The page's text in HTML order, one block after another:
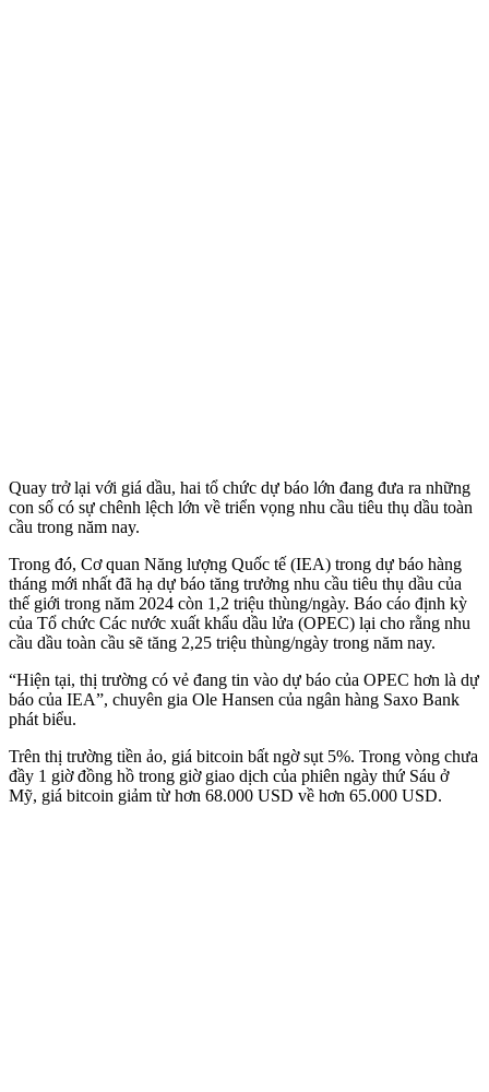
Quay trở lại với giá dầu, hai tổ chức dự báo lớn đang đưa ra những
con số có sự chênh lệch lớn về triển vọng nhu cầu tiêu thụ dầu toàn
cầu trong năm nay.
Trong đó, Cơ quan Năng lượng Quốc tế (IEA) trong dự báo hàng
tháng mới nhất đã hạ dự báo tăng trưởng nhu cầu tiêu thụ dầu của
thế giới trong năm 2024 còn 1,2 triệu thùng/ngày. Báo cáo định kỳ
của Tổ chức Các nước xuất khẩu dầu lửa (OPEC) lại cho rằng nhu
cầu dầu toàn cầu sẽ tăng 2,25 triệu thùng/ngày trong năm nay.
“Hiện tại, thị trường có vẻ đang tin vào dự báo của OPEC hơn là dự
báo của IEA”, chuyên gia Ole Hansen của ngân hàng Saxo Bank
phát biểu.
Trên thị trường tiền ảo, giá bitcoin bất ngờ sụt 5%. Trong vòng chưa
đầy 1 giờ đồng hồ trong giờ giao dịch của phiên ngày thứ Sáu ở
Mỹ, giá bitcoin giảm từ hơn 68.000 USD về hơn 65.000 USD.